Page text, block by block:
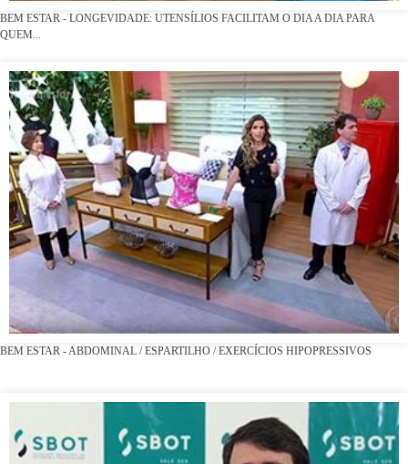
BEM ESTAR - LONGEVIDADE: UTENSÍLIOS FACILITAM O DIA A DIA PARA
QUEM...
BEM ESTAR - ABDOMINAL / ESPARTILHO / EXERCÍCIOS HIPOPRESSIVOS